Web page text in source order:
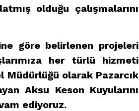
olduğu çalışmalarını
göre belirlenen projeleri
her türlü hizmeti
Müdürlüğü olarak Pazarcık
Aksu Keson Kuyularını
ediyoruz.